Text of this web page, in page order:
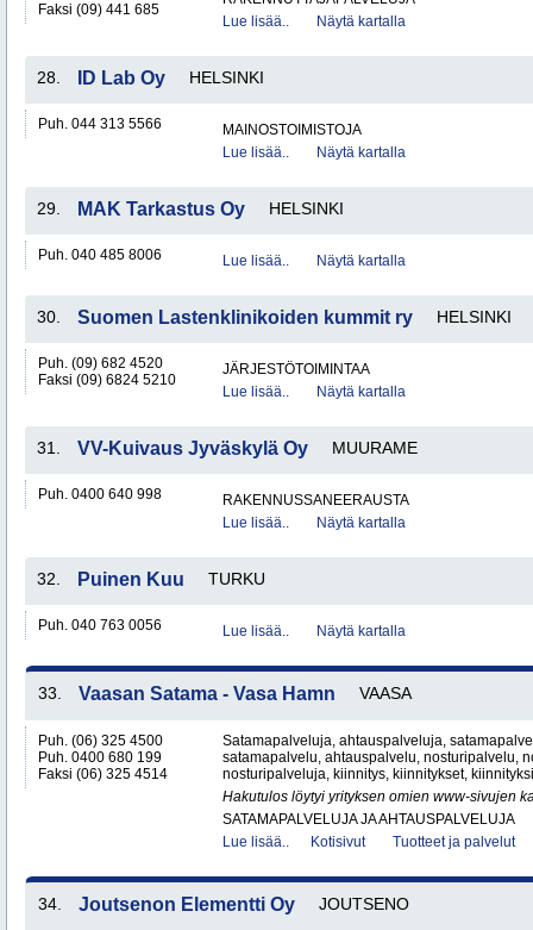
Faksi (09) 441 685
Lue lisää..
Näytä kartalla
28. ID Lab Oy HELSINKI
Puh. 044 313 5566
MAINOSTOIMISTOJA
Lue lisää..
Näytä kartalla
29. MAK Tarkastus Oy HELSINKI
Puh. 040 485 8006 Lue lisää.. Näytä kartalla
30. Suomen Lastenklinikoiden kummit ry HELSINKI
Puh. (09) 682 4520
Faksi (09) 6824 5210
JÄRJESTÖTOIMINTAA
Lue lisää..
Näytä kartalla
31. VV-Kuivaus Jyväskylä Oy MUURAME
Puh. 0400 640 998
RAKENNUSSANEERAUSTA
Lue lisää..
Näytä kartalla
32. Puinen Kuu TURKU
Puh. 040 763 0056 Lue lisää.. Näytä kartalla
33. Vaasan Satama - Vasa Hamn VAASA
Puh. (06) 325 4500
Puh. 0400 680 199
Faksi (06) 325 4514
Satamapalveluja, ahtauspalveluja,
satamapalvelu, ahtauspalvelu, nosturipalvelu,
nosturipalveluja, kiinnitys, kiinnitykset,
Hakutulos löytyi yrityksen omien www-sivujen
SATAMAPALVELUJA JA AHTAUSPALVELUJA
Lue lisää..
Kotisivut Tuotteet ja palvelut
34. Joutsenon Elementti Oy JOUTSENO